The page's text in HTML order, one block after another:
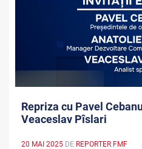
Repriza cu Pavel
Veaceslav Pîslari
20 MAI 2025 DE REPORTER FMF